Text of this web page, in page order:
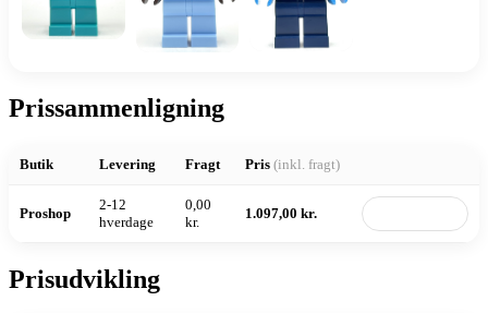
Prissammenligning
Butik Levering Fragt Pris (inkl. fragt)
Proshop
2-12
hverdage
0,00
kr.
1.097,00 kr.
Prisudvikling